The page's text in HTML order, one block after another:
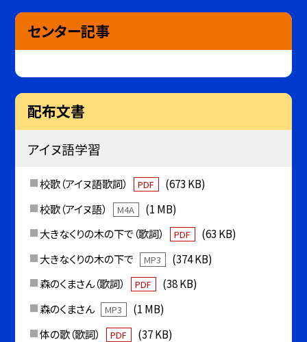
センター記事
配布文書
アイヌ語学習
校歌（アイヌ語歌詞） PDF
(673 KB)
校歌（アイヌ語）
M4A
(1 MB)
大きなくりの木の下で（歌詞）
PDF
(63 KB)
大きなくりの木の下で
MP3
(374 KB)
森のくまさん（歌詞）
PDF
(38 KB)
森のくまさん
MP3
(1 MB)
体の歌（歌詞）
PDF
(37 KB)